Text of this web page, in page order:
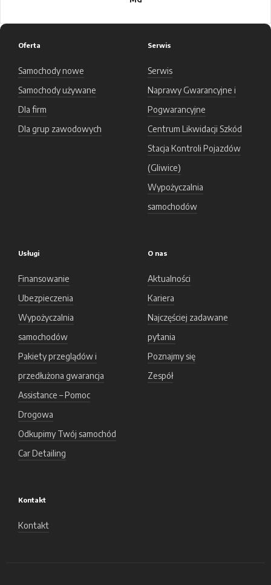
Oferta
Samochody nowe
Samochody używane
Dla firm
Dla grup zawodowych
Serwis
Serwis
Naprawy Gwarancyjne i
Pogwarancyjne
Centrum Likwidacji Szkód
Stacja Kontroli Pojazdów
(Gliwice)
Wypożyczalnia
samochodów
Usługi
Finansowanie
Ubezpieczenia
Wypożyczalnia
samochodów
Pakiety przeglądów i
przedłużona gwarancja
Assistance – Pomoc
Drogowa
Odkupimy Twój samochód
Car Detailing
O nas
Aktualności
Kariera
Najczęściej zadawane
pytania
Poznajmy się
Zespół
Kontakt
Kontakt